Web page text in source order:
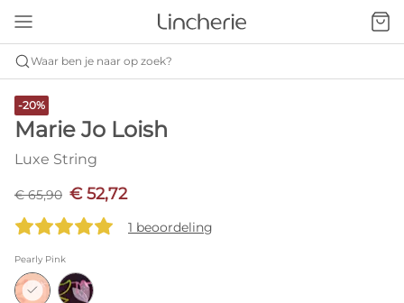
Waar ben je naar op zoek?
-20%
Marie Jo Loish
Luxe String
€ 65,90 € 52,72
1 beoordeling
Pearly Pink